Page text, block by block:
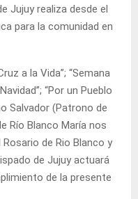
Jujuy realiza desde el
para la comunidad en
a la Vida”; “Semana
“Por un Pueblo
Salvador (Patrono de
Río Blanco María nos
de Rio Blanco y
de Jujuy actuará
de la presente